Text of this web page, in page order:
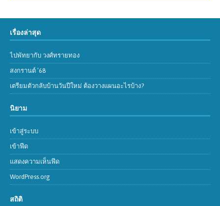
เรื่องล่าสุด
ไปพัทยากับ วงศ์ทรายทอง
สงกรานต์ ’68
เตรียมตัวกลับบ้านวันปีใหม่ ต้องวางแผนอะไรบ้าง?
นิยาม
เข้าสู่ระบบ
เข้าฟีด
แสดงความเห็นฟีด
WordPress.org
สถิติ